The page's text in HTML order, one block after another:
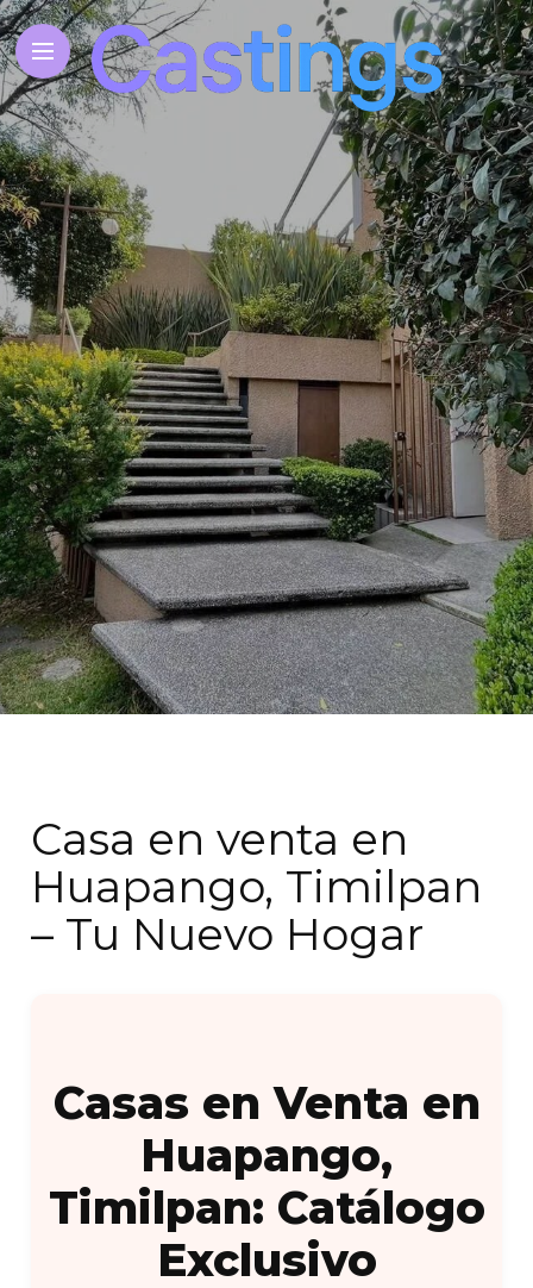
Casa en venta en
Huapango, Timilpan
– Tu Nuevo Hogar
Casas en Venta en
Huapango,
Timilpan: Catálogo
Exclusivo